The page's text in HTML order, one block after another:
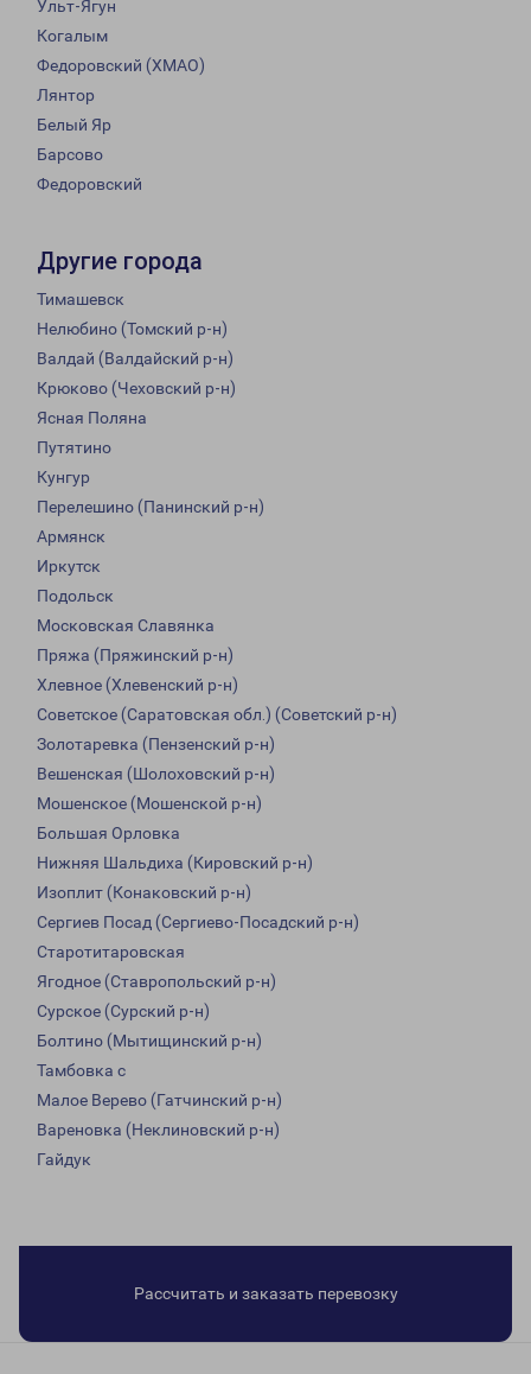
Ульт-Ягун
Когалым
Федоровский (ХМАО)
Лянтор
Белый Яр
Барсово
Федоровский
Другие города
Тимашевск
Нелюбино (Томский р-н)
Валдай (Валдайский р-н)
Крюково (Чеховский р-н)
Ясная Поляна
Путятино
Кунгур
Перелешино (Панинский р-н)
Армянск
Иркутск
Подольск
Московская Славянка
Пряжа (Пряжинский р-н)
Хлевное (Хлевенский р-н)
Советское (Саратовская обл.) (Советский р-н)
Золотаревка (Пензенский р-н)
Вешенская (Шолоховский р-н)
Мошенское (Мошенской р-н)
Большая Орловка
Нижняя Шальдиха (Кировский р-н)
Изоплит (Конаковский р-н)
Сергиев Посад (Сергиево-Посадский р-н)
Старотитаровская
Ягодное (Ставропольский р-н)
Сурское (Сурский р-н)
Болтино (Мытищинский р-н)
Тамбовка с
Малое Верево (Гатчинский р-н)
Вареновка (Неклиновский р-н)
Гайдук
Рассчитать и заказать перевозку